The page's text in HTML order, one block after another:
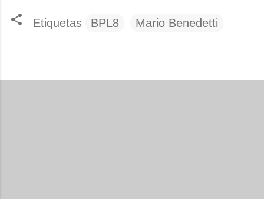
Etiquetas BPL8 Mario Benedetti